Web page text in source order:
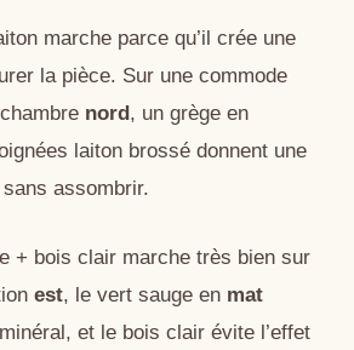
marche parce qu’il crée une
la pièce. Sur une commode
nord , un grège en
laiton brossé donnent une
assombrir.
+ bois clair marche très bien sur
est, le vert sauge en mat
et le bois clair évite l’effet